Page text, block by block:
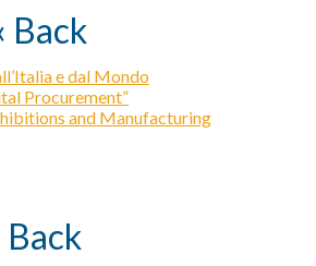
Back
e dal Mondo
Procurement”
and Manufacturing
Back